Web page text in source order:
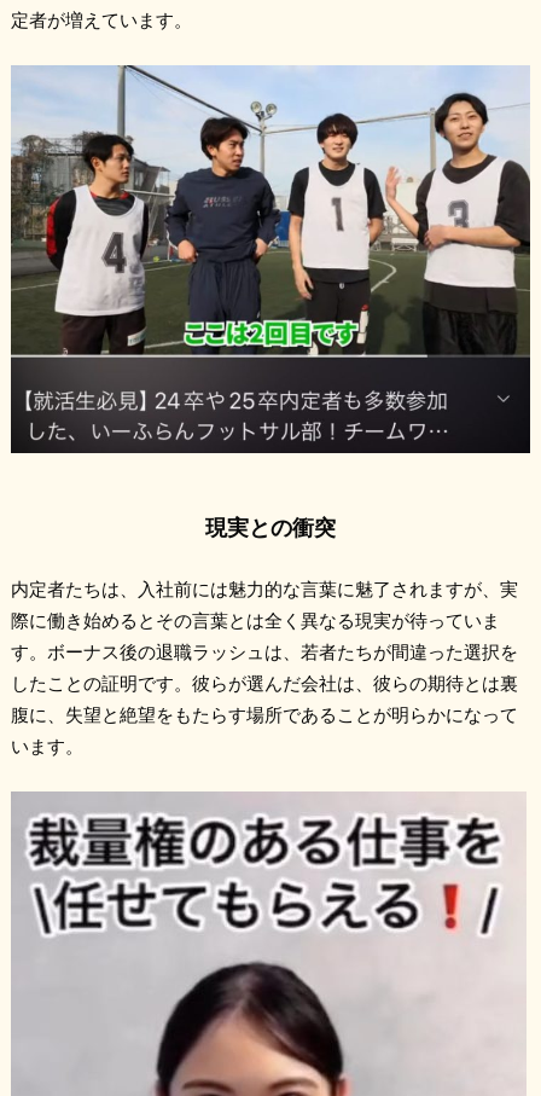
定者が増えています。
現実との衝突
内定者たちは、入社前には魅力的な言葉に魅了されますが、実
際に働き始めるとその言葉とは全く異なる現実が待っていま
す。ボーナス後の退職ラッシュは、若者たちが間違った選択を
したことの証明です。彼らが選んだ会社は、彼らの期待とは裏
腹に、失望と絶望をもたらす場所であることが明らかになって
います。